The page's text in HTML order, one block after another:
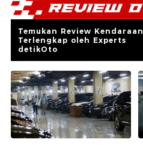
Temukan Review Kendaraan
Terlengkap oleh Experts
detikOto